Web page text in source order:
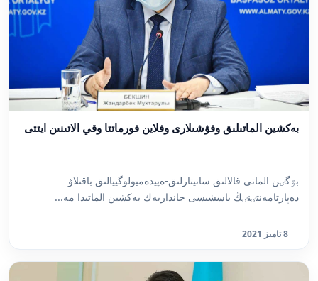
بەكشين الماتىلىق وقۋشىلارى وفلاين فورماتتا وقي الاتىنىن ايتتى
بٷگٸن الماتى قالالىق سانيتارلىق-ەپيدەميولوگييالىق باقىلاۋ
دەپارتامەنتٸنٸڭ باسشىسى جانداربەك بەكشين الماتىدا مە...
8 تامىز 2021